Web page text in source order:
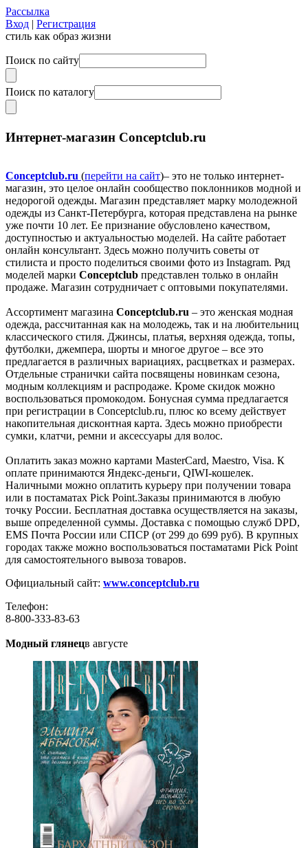
Рассылка
Вход | Регистрация
стиль как образ жизни
Поиск по сайту
Поиск по каталогу
Интернет-магазин Conceptclub.ru
Conceptclub.ru (перейти на сайт)– это не только интернет-
магазин, это целое онлайн сообщество поклонников модной и
недорогой одежды. Магазин представляет марку молодежной
одежды из Санкт-Петербурга, которая представлена на рынке
уже почти 10 лет. Ее признание обусловлено качеством,
доступностью и актуальностью моделей. На сайте работает
онлайн консультант. Здесь можно получить советы от
стилиста и просто поделиться своими фото из Instagram. Ряд
моделей марки Conceptclub представлен только в онлайн
продаже. Магазин сотрудничает с оптовыми покупателями.
Ассортимент магазина Conceptclub.ru – это женская модная
одежда, рассчитанная как на молодежь, так и на любительниц
классического стиля. Джинсы, платья, верхняя одежда, топы,
футболки, джемпера, шорты и многое другое – все это
предлагается в различных вариациях, расцветках и размерах.
Отдельные странички сайта посвящены новинкам сезона,
модным коллекциям и распродаже. Кроме скидок можно
воспользоваться промокодом. Бонусная сумма предлагается
при регистрации в Conceptclub.ru, плюс ко всему действует
накопительная дисконтная карта. Здесь можно приобрести
сумки, клатчи, ремни и аксессуары для волос.
Оплатить заказ можно картами MasterCard, Maestro, Visa. К
оплате принимаются Яндекс-деньги, QIWI-кошелек.
Наличными можно оплатить курьеру при получении товара
или в постаматах Pick Point.Заказы принимаются в любую
точку России. Бесплатная доставка осуществляется на заказы,
выше определенной суммы. Доставка с помощью служб DPD,
EMS Почта России или СПСР (от 299 до 699 руб). В крупных
городах также можно воспользоваться постаматами Pick Point
для самостоятельного вывоза товаров.
Официальный сайт: www.conceptclub.ru
Телефон:
8-800-333-83-63
Модный глянецв августе